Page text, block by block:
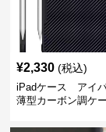
¥2,330 (税込)
iPadケース アイ
薄型カーボン調ケ